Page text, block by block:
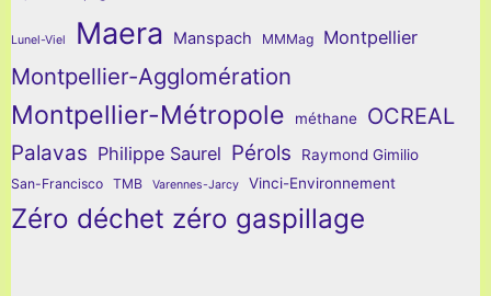
Lunel-Viel Maera Manspach MMMag Montpellier
Montpellier-Agglomération
Montpellier-Métropole méthane OCREAL
Palavas Philippe Saurel Pérols Raymond Gimilio
San-Francisco TMB Varennes-Jarcy Vinci-Environnement
Zéro déchet zéro gaspillage